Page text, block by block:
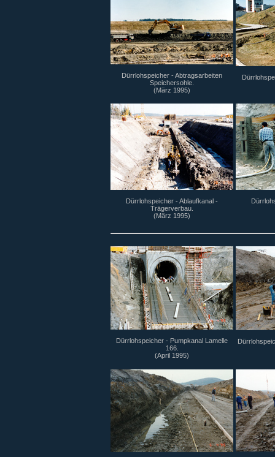
Dürrlohspeicher - Abtragsarbeiten
Speichersohle.
(März 1995)
Dürrlohspeicher - Ablaufkanal -
Trägerverbau.
(März 1995)
Dürrlohspeicher - Pumpkanal Lamelle
166.
(April 1995)